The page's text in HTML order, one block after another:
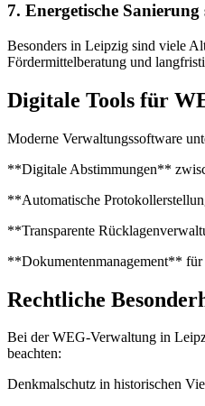
7. Energetische Sanierung
Besonders in Leipzig sind viele
Fördermittelberatung und
Digitale Tools für
Moderne Verwaltungssoftware
**Digitale Abstimmungen**
**Automatische
**Transparente
**Dokumentenmanagement** für
Rechtliche
Bei der WEG-Verwaltung in
beachten:
Denkmalschutz in historischen